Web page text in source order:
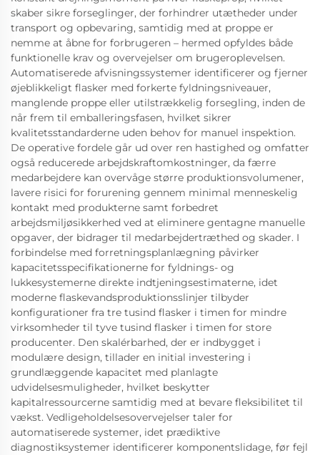
skaber sikre forseglinger, der forhindrer utætheder under
transport og opbevaring, samtidig med at proppe er
nemme at åbne for forbrugeren – hermed opfyldes både
funktionelle krav og overvejelser om brugeroplevelsen.
Automatiserede afvisningssystemer identificerer og fjerner
øjeblikkeligt flasker med forkerte fyldningsniveauer,
manglende proppe eller utilstrækkelig forsegling, inden de
når frem til emballeringsfasen, hvilket sikrer
kvalitetsstandarderne uden behov for manuel inspektion.
De operative fordele går ud over ren hastighed og omfatter
også reducerede arbejdskraftomkostninger, da færre
medarbejdere kan overvåge større produktionsvolumener,
lavere risici for forurening gennem minimal menneskelig
kontakt med produkterne samt forbedret
arbejdsmiljøsikkerhed ved at eliminere gentagne manuelle
opgaver, der bidrager til medarbejdertræthed og skader. I
forbindelse med forretningsplanlægning påvirker
kapacitetsspecifikationerne for fyldnings- og
lukkesystemerne direkte indtjeningsestimaterne, idet
moderne flaskevandsproduktionsslinjer tilbyder
konfigurationer fra tre tusind flasker i timen for mindre
virksomheder til tyve tusind flasker i timen for store
producenter. Den skalérbarhed, der er indbygget i
modulære design, tillader en initial investering i
grundlæggende kapacitet med planlagte
udvidelsesmuligheder, hvilket beskytter
kapitalressourcerne samtidig med at bevare fleksibilitet til
vækst. Vedligeholdelsesovervejelser taler for
automatiserede systemer, idet prædiktive
diagnostiksystemer identificerer komponentslidage, før fejl